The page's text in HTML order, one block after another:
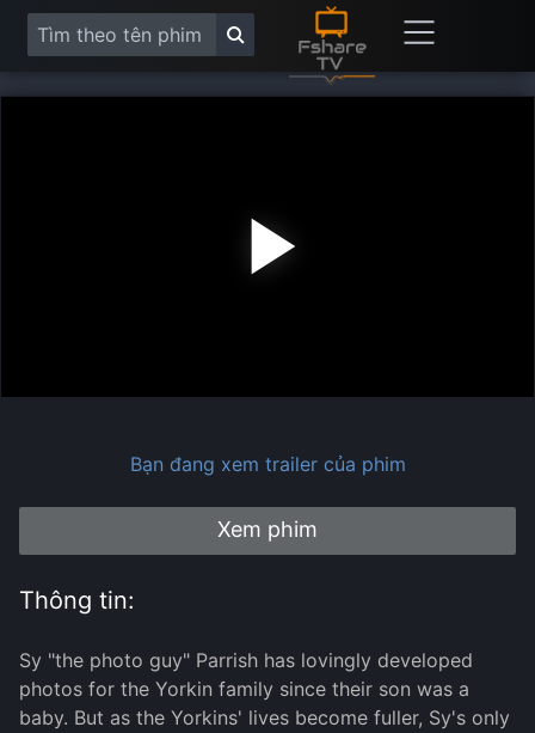
Bạn đang xem trailer của phim
Xem phim
Thông tin:
Sy "the photo guy" Parrish has lovingly developed
photos for the Yorkin family since their son was a
baby. But as the Yorkins' lives become fuller, Sy's only